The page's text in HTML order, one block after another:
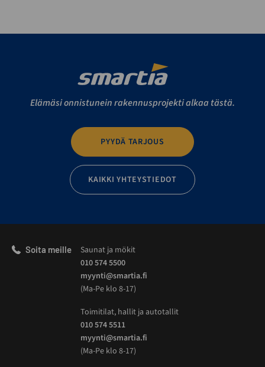
Elämäsi onnistunein rakennusprojekti alkaa tästä.
PYYDÄ TARJOUS
KAIKKI YHTEYSTIEDOT
Soita meille
Saunat ja mökit
010 574 5500
myynti@smartia.fi
(Ma-Pe klo 8-17)
Toimitilat, hallit ja autotallit
010 574 5511
myynti@smartia.fi
(Ma-Pe klo 8-17)